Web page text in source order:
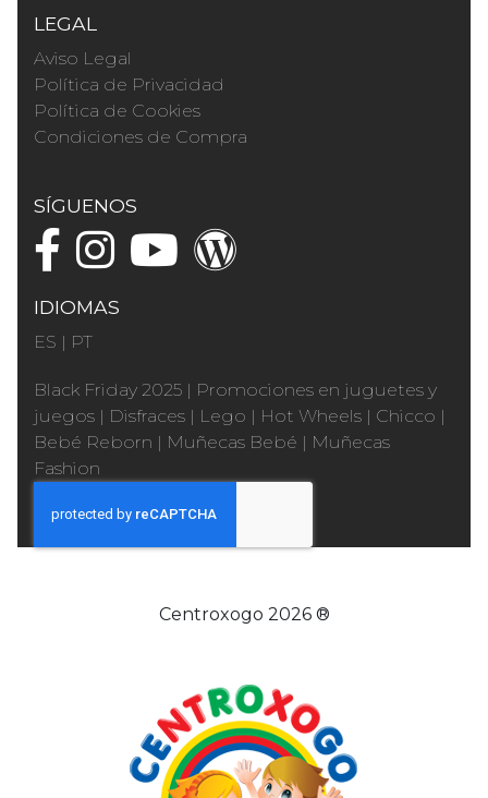
LEGAL
Aviso Legal
Política de Privacidad
Política de Cookies
Condiciones de Compra
SÍGUENOS
IDIOMAS
ES | PT
Black Friday 2025 | Promociones en juguetes y
juegos | Disfraces | Lego | Hot Wheels | Chicco |
Bebé Reborn | Muñecas Bebé | Muñecas
Fashion
Centroxogo 2026 ®